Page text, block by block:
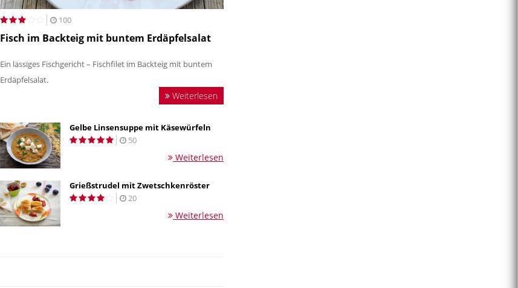
100
Fisch im Backteig mit buntem Erdäpfelsalat
Ein lässiges Fischgericht – Fischfilet im Backteig mit buntem
Erdäpfelsalat.
Weiterlesen
Gelbe Linsensuppe mit Käsewürfeln
50
Weiterlesen
Grießstrudel mit Zwetschkenröster
20
Weiterlesen